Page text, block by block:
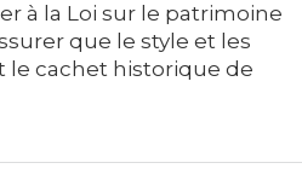
à la Loi sur le patrimoine
que le style et les
le cachet historique de